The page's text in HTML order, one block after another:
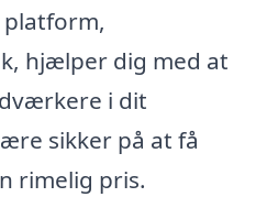
platform,
hjælper dig med at
i dit
sikker på at få
rimelig pris.